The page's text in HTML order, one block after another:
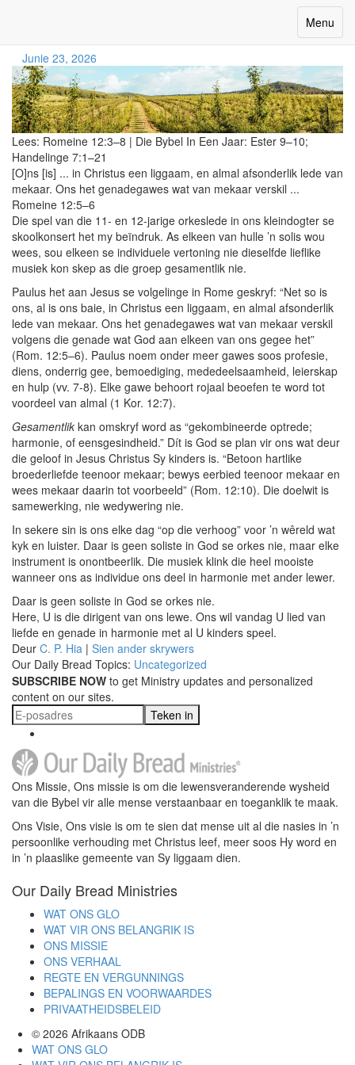
Toggle
Menu
Junie 23, 2026
Lees: Romeine 12:3–8 | Die Bybel In Een Jaar: Ester 9–10;
Handelinge 7:1–21
[O]ns [is] ... in Christus een liggaam, en almal afsonderlik lede van
mekaar. Ons het genadegawes wat van mekaar verskil ...
Romeine 12:5–6
Die spel van die 11- en 12-jarige orkeslede in ons kleindogter se
skoolkonsert het my beïndruk. As elkeen van hulle ’n solis wou
wees, sou elkeen se individuele vertoning nie dieselfde lieflike
musiek kon skep as die groep gesamentlik nie.
Paulus het aan Jesus se volgelinge in Rome geskryf: “Net so is
ons, al is ons baie, in Christus een liggaam, en almal afsonderlik
lede van mekaar. Ons het genadegawes wat van mekaar verskil
volgens die genade wat God aan elkeen van ons gegee het”
(Rom. 12:5–6). Paulus noem onder meer gawes soos profesie,
diens, onderrig gee, bemoediging, mededeelsaamheid, leierskap
en hulp (vv. 7-8). Elke gawe behoort rojaal beoefen te word tot
voordeel van almal (1 Kor. 12:7).
Gesamentlik kan omskryf word as “gekombineerde optrede;
harmonie, of eensgesindheid.” Dít is God se plan vir ons wat deur
die geloof in Jesus Christus Sy kinders is. “Betoon hartlike
broederliefde teenoor mekaar; bewys eerbied teenoor mekaar en
wees mekaar daarin tot voorbeeld” (Rom. 12:10). Die doelwit is
samewerking, nie wedywering nie.
In sekere sin is ons elke dag “op die verhoog” voor ’n wêreld wat
kyk en luister. Daar is geen soliste in God se orkes nie, maar elke
instrument is onontbeerlik. Die musiek klink die heel mooiste
wanneer ons as individue ons deel in harmonie met ander lewer.
Daar is geen soliste in God se orkes nie.
Here, U is die dirigent van ons lewe. Ons wil vandag U lied van
liefde en genade in harmonie met al U kinders speel.
Deur C. P. Hia | Sien ander skrywers
Our Daily Bread Topics: Uncategorized
SUBSCRIBE NOW to get Ministry updates and personalized
content on our sites.
Teken in
Ons Missie, Ons missie is om die lewensveranderende wysheid
van die Bybel vir alle mense verstaanbaar en toeganklik te maak.
Ons Visie, Ons visie is om te sien dat mense uit al die nasies in ’n
persoonlike verhouding met Christus leef, meer soos Hy word en
in ’n plaaslike gemeente van Sy liggaam dien.
Our Daily Bread Ministries
WAT ONS GLO
WAT VIR ONS BELANGRIK IS
ONS MISSIE
ONS VERHAAL
REGTE EN VERGUNNINGS
BEPALINGS EN VOORWAARDES
PRIVAATHEIDSBELEID
© 2026 Afrikaans ODB
WAT ONS GLO